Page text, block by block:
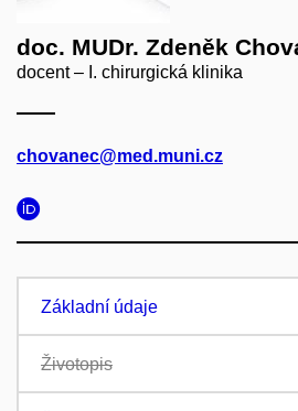
doc. MUDr. Zdeněk
docent – I. chirurgická klinika
chovanec@med.muni.cz
Základní údaje
Životopis